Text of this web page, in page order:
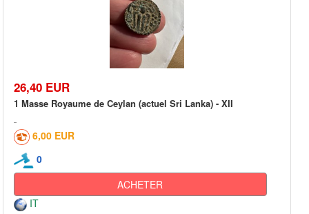
26,40 EUR
1 Masse Royaume de Ceylan (actuel Sri Lanka) - XII
6,00 EUR
0
ACHETER
IT